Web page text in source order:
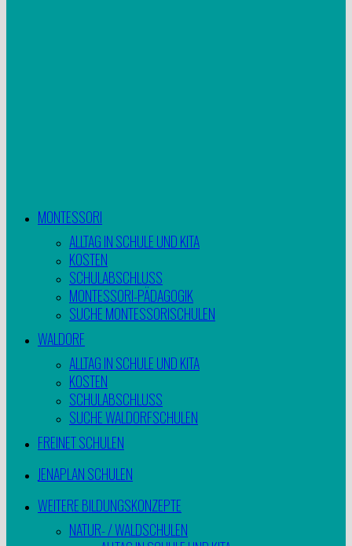
MONTESSORI
ALLTAG IN SCHULE UND KITA
KOSTEN
SCHULABSCHLUSS
MONTESSORI-PÄDAGOGIK
SUCHE MONTESSORISCHULEN
WALDORF
ALLTAG IN SCHULE UND KITA
KOSTEN
SCHULABSCHLUSS
SUCHE WALDORFSCHULEN
FREINET SCHULEN
JENAPLAN SCHULEN
WEITERE BILDUNGSKONZEPTE
NATUR- / WALDSCHULEN